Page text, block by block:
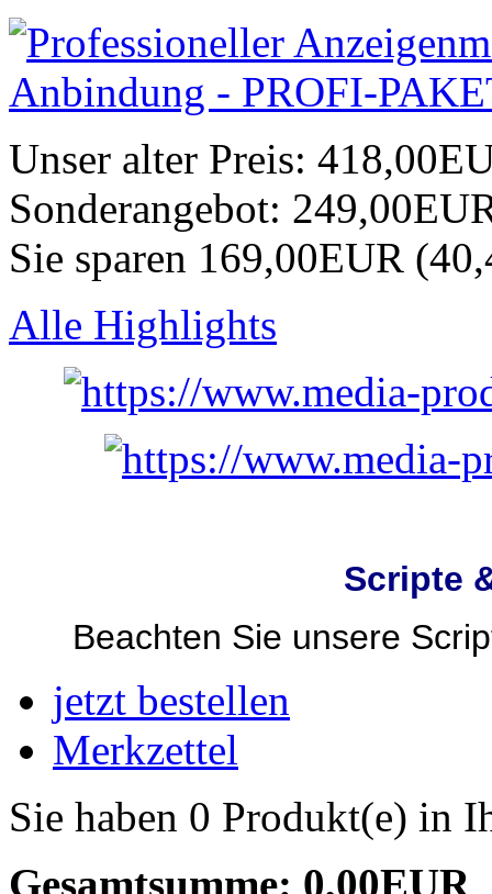
Unser alter Preis:
Sonderangebot:
Sie sparen 169,00EUR
Alle Highlights
Scripte
Beachten Sie unsere
jetzt bestellen
Merkzettel
Sie haben 0 Produkt(e) in
Gesamtsumme: 0,00EUR